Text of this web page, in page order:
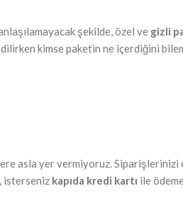
şekilde, özel ve gizli
kimse paketin ne içerdiğini
asla yer vermiyoruz. Siparişlerinizi
, isterseniz kapıda kredi kartı ile